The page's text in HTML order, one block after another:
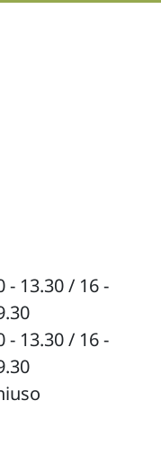
- 13.30 / 16 -
- 13.30 / 16 -